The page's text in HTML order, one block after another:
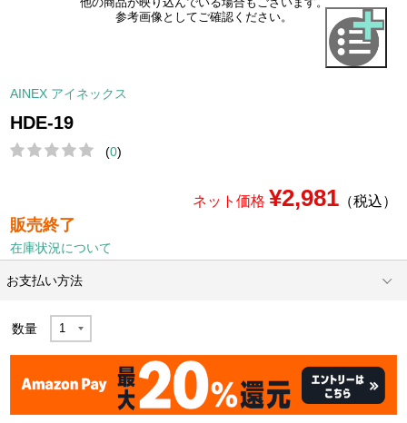
他の商品が映り込んでいる場合もございます。
参考画像としてご確認ください。
AINEX アイネックス
HDE-19
(0)
ネット価格 ¥2,981（税込）
販売終了
在庫状況について
お支払い方法
数量